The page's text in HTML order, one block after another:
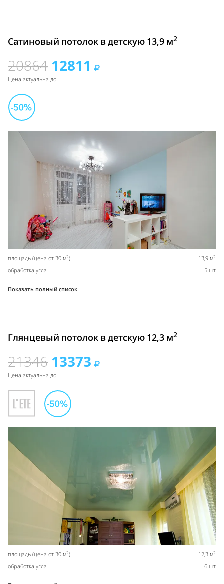
Сатиновый потолок в детскую 13,9 м2
20864 12811
Цена актуальна до
площадь (цена от 30 м2) 13,9 м2
обработка угла 5 шт
Показать полный список
Глянцевый потолок в детскую 12,3 м2
21346 13373
Цена актуальна до
площадь (цена от 30 м2) 12,3 м2
обработка угла 6 шт